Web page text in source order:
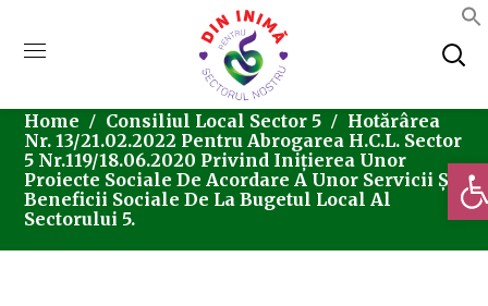
Home Consiliul Local Sector 5
Hotărârea
Nr. 13/21.02.2022 Pentru Abrogarea H.C.L. Sector
5 Nr.119/18.06.2020 Privind Inițierea Unor
Proiecte Sociale De Acordare A Unor Servicii Și
Beneficii Sociale De La Bugetul Local Al
Sectorului 5.